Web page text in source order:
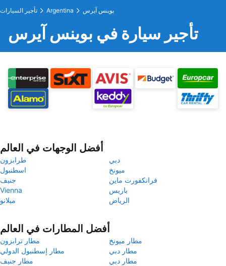
تأجير السيارات Argentina بوينس آيرس
تأجير سيارة في بوينس آيرس
أفضل الوجهات في العالم
طرابزون
دبي
اسطنبول
ميونخ
جنيف
فرانكفورت ماين
Vienna
باريس
ميلانو
الرياض
أفضل المطارات في العالم
مطار ترابزون
مطار ميونخ
مطار إسطنبول الدولي
مطار دبي
مطار جنيف
مطار دبي